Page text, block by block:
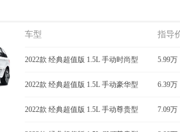
车型 指导
2022款 经典超值版 1.5L 手动时尚型 5.99万
2022款 经典超值版 1.5L 手动豪华型 6.39万
2022款 经典超值版 1.5L 手动尊贵型 7.09万